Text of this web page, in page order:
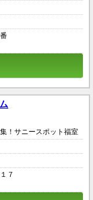
！サニースポット福室
７